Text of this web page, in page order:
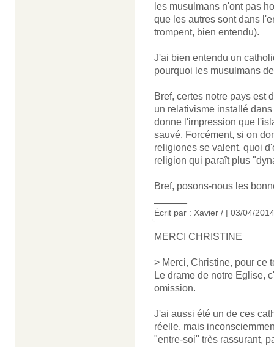
les musulmans n'ont pas
que les autres sont dans
trompent, bien entendu).
J'ai bien entendu un
pourquoi les musulmans
Bref, certes notre pays est
un relativisme installé
donne l'impression que
sauvé. Forcément, si on
religiones se valent, quoi
religion qui paraît plus
Bref, posons-nous les
Écrit par : Xavier / | 03/04/2014
MERCI CHRISTINE
> Merci, Christine, pour ce
Le drame de notre Eglise,
omission.
J'ai aussi été un de ces
réelle, mais
"entre-soi" très rassurant,